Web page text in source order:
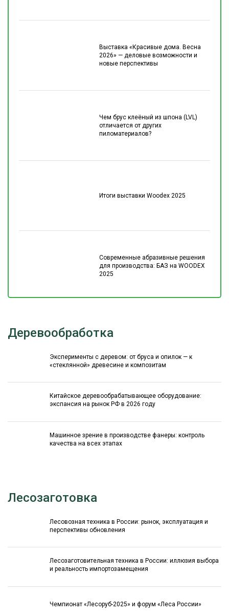
Выставка «Красивые дома. Весна
2026» — деловые возможности и
новые перспективы
Чем брус клеёный из шпона (LVL)
отличается от других
пиломатериалов?
Итоги выставки Woodex 2025
Современные абразивные решения
для производства: БАЗ на WOODEX
2025
Деревообработка
Эксперименты с деревом: от бруса и опилок — к
«стеклянной» древесине и композитам
Китайское деревообрабатывающее оборудование:
экспансия на рынок РФ в 2026 году
Машинное зрение в производстве фанеры: контроль
качества на всех этапах
Лесозаготовка
Лесовозная техника в России: рынок, эксплуатация и
перспективы обновления
Лесозаготовительная техника в России: иллюзия выбора
и реальность импортозамещения
Чемпионат «Лесоруб-2025» и форум «Леса России»